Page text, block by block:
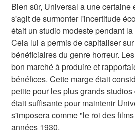
Bien sûr, Universal a une certaine
s'agit de surmonter l'incertitude
était un studio modeste pendant
Cela lui a permis de capitaliser
bénéficiaires du genre horreur.
bon marché à produire et
bénéfices. Cette marge était
petite pour les plus grands
était suffisante pour maintenir
s'imposera comme "le roi des
années 1930.